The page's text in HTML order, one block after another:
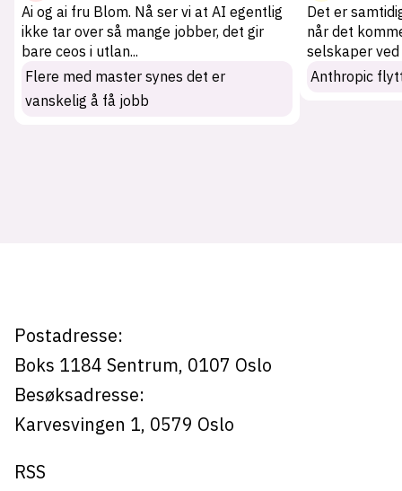
Ai og ai fru Blom. Nå ser vi at AI egentlig
ikke tar over så mange jobber, det gir
bare ceos i utlan...
Flere med master synes det er
vanskelig å få jobb
Det er
når det
selskaper ved
Anthropic
Postadresse:
Boks 1184 Sentrum, 0107 Oslo
Besøksadresse:
Karvesvingen 1, 0579 Oslo
RSS